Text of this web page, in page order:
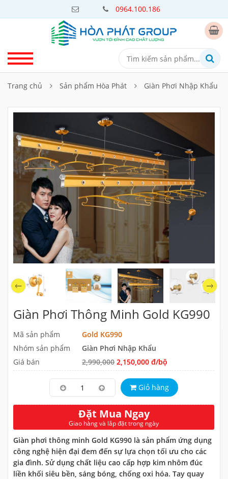
0964.100.186
Trang chủ Sản phẩm Hòa Phát Giàn Phơi Nhập Khẩu
Giàn Phơi Thông Minh Gold KG990
Mã sản phẩm
Gold KG990
Nhóm sản phẩm
Giàn Phơi Nhập Khẩu
Giá bán
2,990,000 2,150,000 đ/bộ
Giỏ hàng
Đặt Mua Ngay
Giao hàng và lắp đặt trong ngày
Giàn phơi thông minh Gold KG990 là sản phẩm ứng dụng
công nghệ hiện đại đem đến sự lựa chọn tối ưu cho các
gia đình. Sử dụng chất liệu cao cấp hợp kim nhôm đúc
liền khối siêu bền, sáng bóng, chống oxi hóa. Tay quay